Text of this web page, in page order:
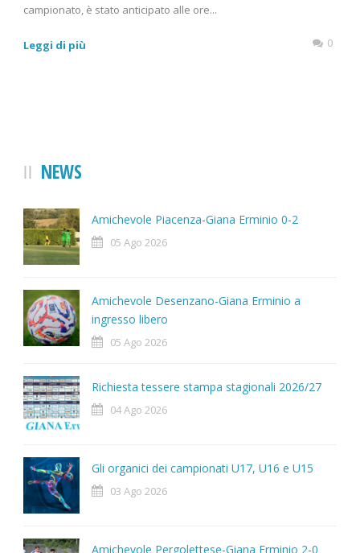
campionato, è stato anticipato alle ore...
Leggi di più 0
NEWS
Amichevole Piacenza-Giana Erminio 0-2
05 Ago 2026
Amichevole Desenzano-Giana Erminio a
ingresso libero
05 Ago 2026
Richiesta tessere stampa stagionali 2026/27
04 Ago 2026
Gli organici dei campionati U17, U16 e U15
03 Ago 2026
Amichevole Pergolettese-Giana Erminio 2-0